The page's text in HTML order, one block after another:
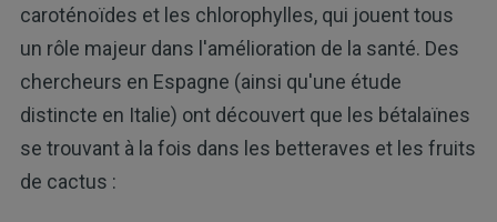
caroténoïdes et les chlorophylles, qui jouent tous
un rôle majeur dans l'amélioration de la santé. Des
chercheurs en Espagne (ainsi qu'une étude
distincte en Italie) ont découvert que les bétalaïnes
se trouvant à la fois dans les betteraves et les fruits
de cactus :